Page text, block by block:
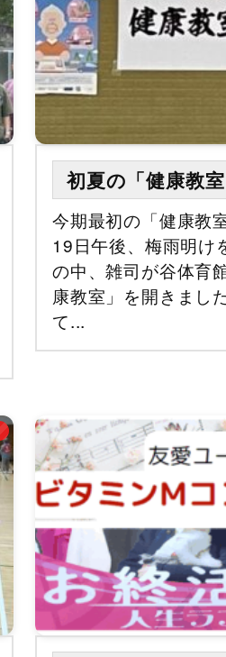
初夏の「健康教
今期最初の「健康教
19日午後、梅雨明け
の中、雑司が谷体育
康教室」を開きまし
て...